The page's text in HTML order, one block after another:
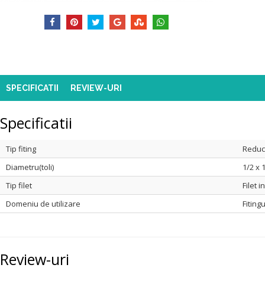
SPECIFICATII REVIEW-URI
Specificatii
Tip fiting
Diametru(toli)
1/2 x
Tip filet
Filet
Domeniu de utilizare
Review-uri